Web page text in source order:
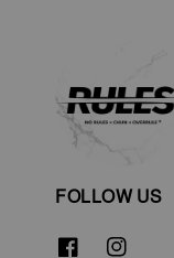
FOLLOW US